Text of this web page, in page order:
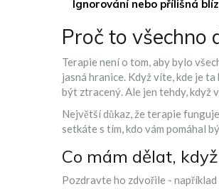
Ignorování nebo přílišná
Proč to všechno
Terapie není o tom, aby bylo
jasná hranice. Když víte, kde je
být ztracený. Ale jen tehdy, když
Největší důkaz, že terapie
setkáte s tím, kdo vám pomáhal
Co mám dělat,
Pozdravte ho zdvořile -